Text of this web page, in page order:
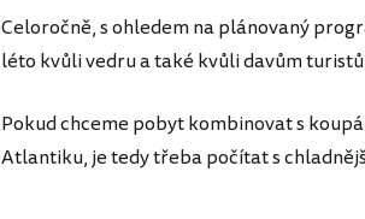
Celoročně, s ohledem na plánovaný
léto kvůli vedru a také kvůli davům
Pokud chceme pobyt kombinovat s
Atlantiku, je tedy třeba počítat s